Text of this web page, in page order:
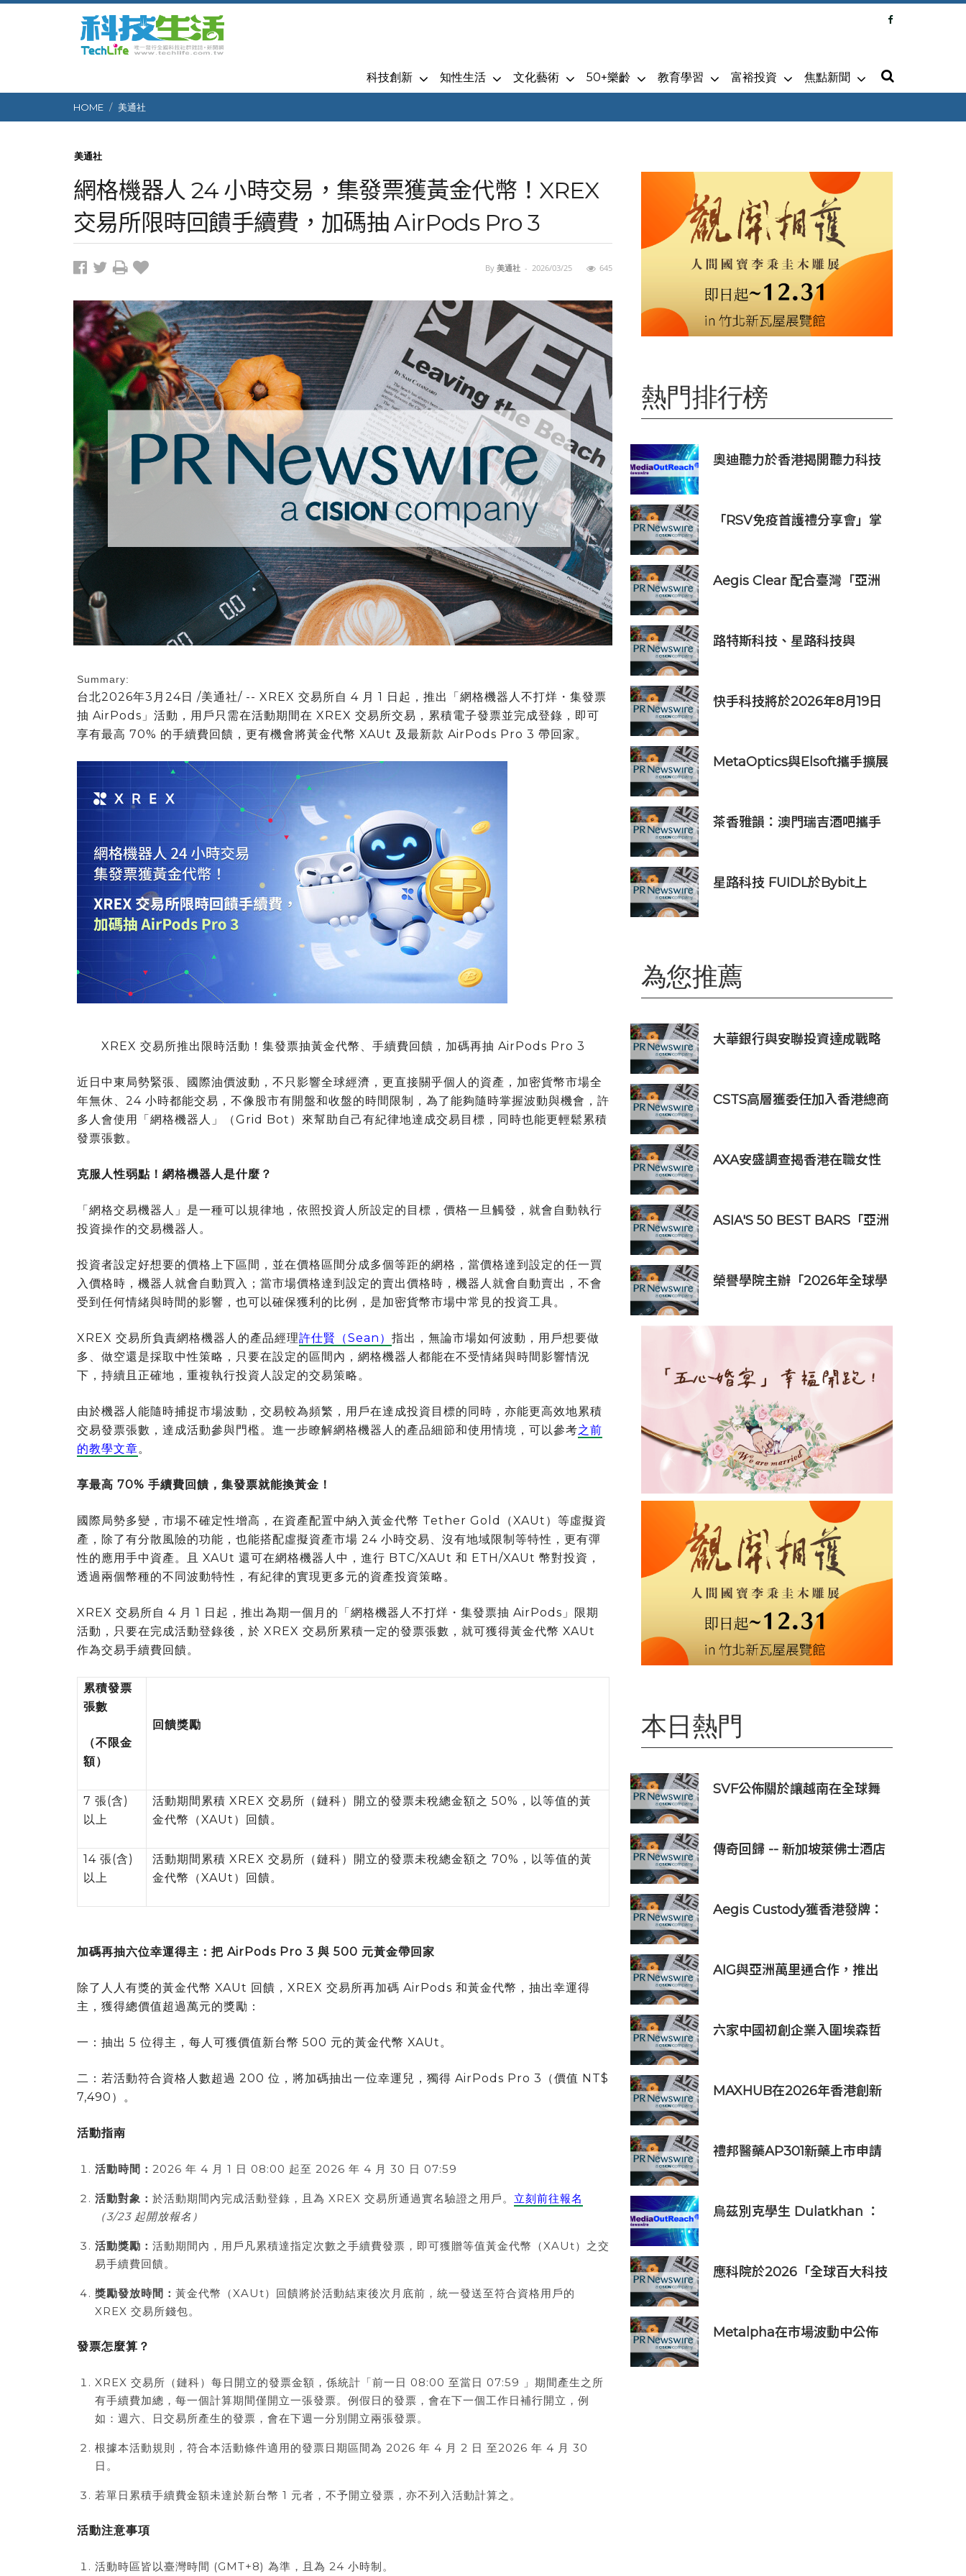
科技創新 知性生活 文化藝術 50+樂齡 教育學習 富裕投資 焦點新聞
HOME 美通社
美通社
網格機器人 24 小時交易，集發票獲黃金代幣！XREX
交易所限時回饋手續費，加碼抽 AirPods Pro 3
By 美通社 - 2026/03/25 645
Summary:
台北2026年3月24日 /美通社/ -- XREX 交易所自 4 月 1 日起，推出「網格機器人不打烊・集發票
抽 AirPods」活動，用戶只需在活動期間在 XREX 交易所交易，累積電子發票並完成登錄，即可
享有最高 70% 的手續費回饋，更有機會將黃金代幣 XAUt 及最新款 AirPods Pro 3 帶回家。
XREX 交易所推出限時活動！集發票抽黃金代幣、手續費回饋，加碼再抽 AirPods Pro 3
近日中東局勢緊張、國際油價波動，不只影響全球經濟，更直接關乎個人的資產，加密貨幣市場全
年無休、24 小時都能交易，不像股市有開盤和收盤的時間限制，為了能夠隨時掌握波動與機會，許
多人會使用「網格機器人」（Grid Bot）來幫助自己有紀律地達成交易目標，同時也能更輕鬆累積
發票張數。
克服人性弱點！網格機器人是什麼？
「網格交易機器人」是一種可以規律地，依照投資人所設定的目標，價格一旦觸發，就會自動執行
投資操作的交易機器人。
投資者設定好想要的價格上下區間，並在價格區間分成多個等距的網格，當價格達到設定的任一買
入價格時，機器人就會自動買入；當市場價格達到設定的賣出價格時，機器人就會自動賣出，不會
受到任何情緒與時間的影響，也可以確保獲利的比例，是加密貨幣市場中常見的投資工具。
XREX 交易所負責網格機器人的產品經理許仕賢（Sean） 指出，無論市場如何波動，用戶想要做
多、做空還是採取中性策略，只要在設定的區間內，網格機器人都能在不受情緒與時間影響情況
下，持續且正確地，重複執行投資人設定的交易策略。
由於機器人能隨時捕捉市場波動，交易較為頻繁，用戶在達成投資目標的同時，亦能更高效地累積
交易發票張數，達成活動參與門檻。進一步瞭解網格機器人的產品細節和使用情境，可以參考之前
的教學文章。
享最高 70% 手續費回饋，集發票就能換黃金！
國際局勢多變，市場不確定性增高，在資產配置中納入黃金代幣 Tether Gold（XAUt）等虛擬資
產，除了有分散風險的功能，也能搭配虛擬資產市場 24 小時交易、沒有地域限制等特性，更有彈
性的應用手中資產。且 XAUt 還可在網格機器人中，進行 BTC/XAUt 和 ETH/XAUt 幣對投資，
透過兩個幣種的不同波動特性，有紀律的實現更多元的資產投資策略。
XREX 交易所自 4 月 1 日起，推出為期一個月的「網格機器人不打烊・集發票抽 AirPods」限期
活動，只要在完成活動登錄後，於 XREX 交易所累積一定的發票張數，就可獲得黃金代幣 XAUt
作為交易手續費回饋。
累積發票
張數
（不限金
額）
回饋獎勵
7 張(含)
以上
活動期間累積 XREX 交易所（鏈科）開立的發票未稅總金額之 50%，以等值的黃
金代幣（XAUt）回饋。
14 張(含)
以上
活動期間累積 XREX 交易所（鏈科）開立的發票未稅總金額之 70%，以等值的黃
金代幣（XAUt）回饋。
加碼再抽六位幸運得主：把 AirPods Pro 3 與 500 元黃金帶回家
除了人人有獎的黃金代幣 XAUt 回饋，XREX 交易所再加碼 AirPods 和黃金代幣，抽出幸運得
主，獲得總價值超過萬元的獎勵：
一：抽出 5 位得主，每人可獲價值新台幣 500 元的黃金代幣 XAUt。
二：若活動符合資格人數超過 200 位，將加碼抽出一位幸運兒，獨得 AirPods Pro 3（價值 NT$
7,490）。
活動指南
活動時間： 2026 年 4 月 1 日 08:00 起至 2026 年 4 月 30 日 07:59
活動對象： 於活動期間內完成活動登錄，且為 XREX 交易所通過實名驗證之用戶。 立刻前往報名
（3/23 起開放報名）
活動獎勵： 活動期間內，用戶凡累積達指定次數之手續費發票，即可獲贈等值黃金代幣（XAUt）之交
易手續費回饋。
獎勵發放時間： 黃金代幣（XAUt）回饋將於活動結束後次月底前，統一發送至符合資格用戶的
XREX 交易所錢包。
發票怎麼算？
XREX 交易所（鏈科）每日開立的發票金額，係統計「前一日 08:00 至當日 07:59 」期間產生之所
有手續費加總，每一個計算期間僅開立一張發票。例假日的發票，會在下一個工作日補行開立，例
如：週六、日交易所產生的發票，會在下週一分別開立兩張發票。
根據本活動規則，符合本活動條件適用的發票日期區間為 2026 年 4 月 2 日 至2026 年 4 月 30
日。
若單日累積手續費金額未達於新台幣 1 元者，不予開立發票，亦不列入活動計算之。
活動注意事項
活動時區皆以臺灣時間 (GMT+8) 為準，且為 24 小時制。
熱門排行榜
奧迪聽力於香港揭開聽力科技
專屬 Oticon Play SI 助聽器
「RSV免疫首護禮分享會」掌
Aegis Clear 配合臺灣「亞洲
路特斯科技、星路科技與
快手科技將於2026年8月19日
MetaOptics與Elsoft攜手擴展
茶香雅韻：澳門瑞吉酒吧攜手
星路科技 FUIDL於Bybit上
為您推薦
大華銀行與安聯投資達成戰略
CSTS高層獲委任加入香港總商
AXA安盛調查揭香港在職女性
ASIA'S 50 BEST BARS「亞洲
榮譽學院主辦「2026年全球學
本日熱門
SVF公佈關於讓越南在全球舞
傳奇回歸 -- 新加坡萊佛士酒店
Aegis Custody獲香港發牌：
AIG與亞洲萬里通合作，推出
六家中國初創企業入圍埃森哲
MAXHUB在2026年香港創新
禮邦醫藥AP301新藥上市申請
烏茲別克學生 Dulatkhan ：
應科院於2026「全球百大科技
Metalpha在市場波動中公佈